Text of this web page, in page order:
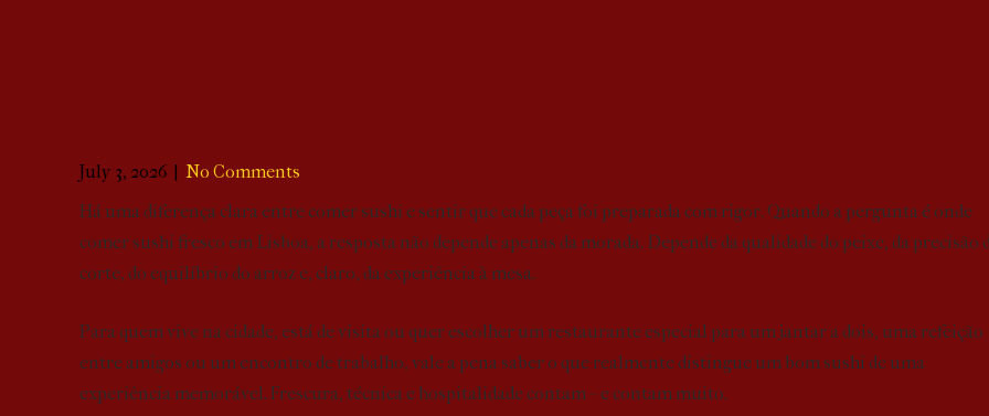
July 3, 2026 | No Comments
Há uma diferença clara entre comer sushi e sentir que cada peça foi preparada com rigor. Quando a pergunta é onde
comer sushi fresco em Lisboa, a resposta não depende apenas da morada. Depende da qualidade do peixe, da precisão
corte, do equilíbrio do arroz e, claro, da experiência à mesa.
Para quem vive na cidade, está de visita ou quer escolher um restaurante especial para um jantar a dois, uma refeição
entre amigos ou um encontro de trabalho, vale a pena saber o que realmente distingue um bom sushi de uma
experiência memorável. Frescura, técnica e hospitalidade contam – e contam muito.